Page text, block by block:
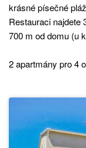
krásné písečné
Restauraci najdete
700 m od domu (u
2 apartmány pro 4